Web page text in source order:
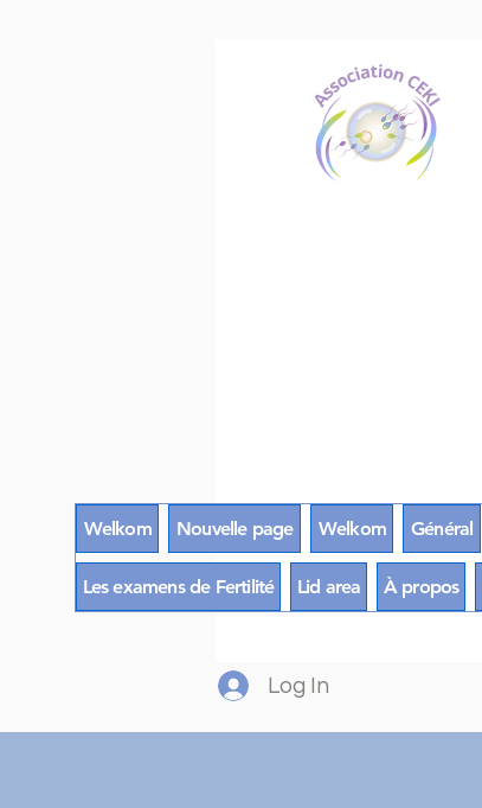
Welkom Nouvelle page Welkom Général
Les examens de Fertilité Lid area À propos
Log In